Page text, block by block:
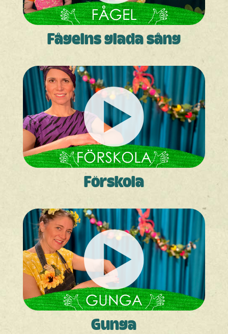
Fågelns glada sång
Förskola
Gunga